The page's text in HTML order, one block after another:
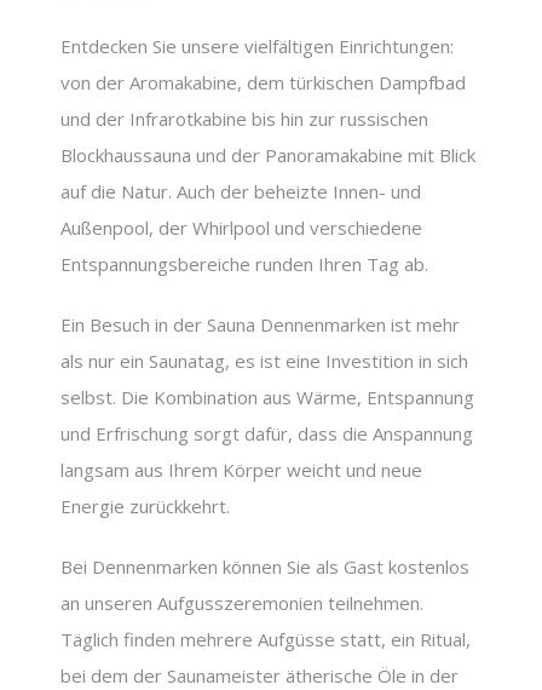
Entdecken Sie unsere vielfältigen Einrichtungen:
von der Aromakabine, dem türkischen Dampfbad
und der Infrarotkabine bis hin zur russischen
Blockhaussauna und der Panoramakabine mit Blick
auf die Natur. Auch der beheizte Innen- und
Außenpool, der Whirlpool und verschiedene
Entspannungsbereiche runden Ihren Tag ab.
Ein Besuch in der Sauna Dennenmarken ist mehr
als nur ein Saunatag, es ist eine Investition in sich
selbst. Die Kombination aus Wärme, Entspannung
und Erfrischung sorgt dafür, dass die Anspannung
langsam aus Ihrem Körper weicht und neue
Energie zurückkehrt.
Bei Dennenmarken können Sie als Gast kostenlos
an unseren Aufgusszeremonien teilnehmen.
Täglich finden mehrere Aufgüsse statt, ein Ritual,
bei dem der Saunameister ätherische Öle in der